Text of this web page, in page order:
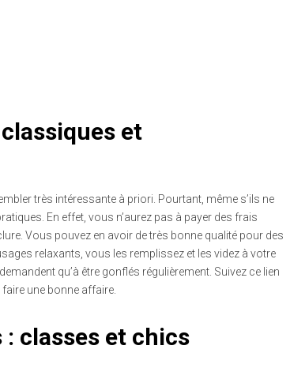
et
très intéressante à priori. Pourtant, même s’ils ne
En effet, vous n’aurez pas à payer des frais
Vous pouvez en avoir de très bonne qualité pour des
relaxants, vous les remplissez et les videz à votre
qu’à être gonflés régulièrement. Suivez ce lien
une bonne affaire.
classes et chics